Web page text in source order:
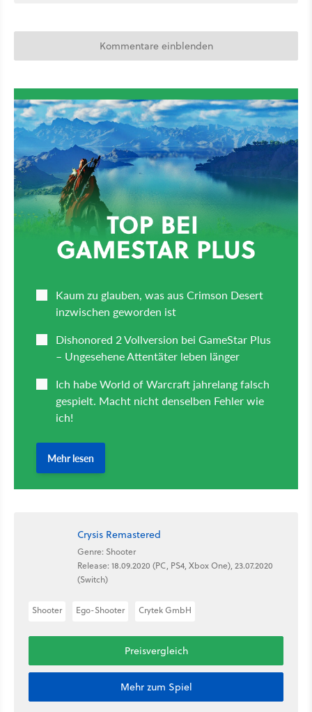
Kommentare einblenden
Crysis Remastered
Genre: Shooter
Release: 18.09.2020 (PC, PS4, Xbox One), 23.07.2020
(Switch)
Shooter Ego-Shooter Crytek GmbH
Preisvergleich
Mehr zum Spiel